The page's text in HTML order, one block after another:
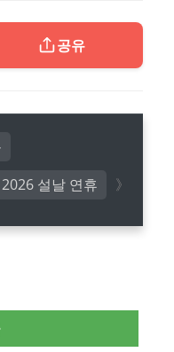
공유
2026 설날 연휴